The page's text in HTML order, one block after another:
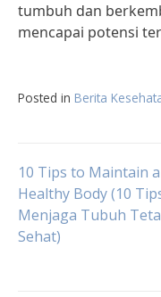
tumbuh dan
mencapai potensi
Posted in Berita
Post
10 Tips to Maintain a
Healthy Body (10
Menjaga Tubuh
Sehat)